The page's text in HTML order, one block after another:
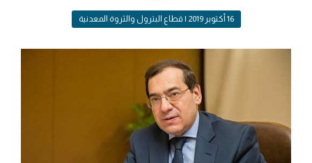
16 أكتوبر 2019 | قطاع البترول والثروة المعدنية